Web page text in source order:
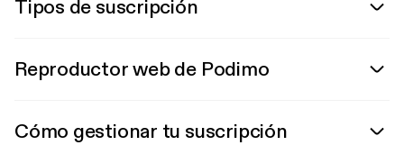
Tipos de suscripción
Reproductor web de Podimo
Cómo gestionar tu suscripción